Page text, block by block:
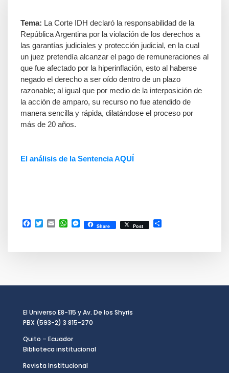
Tema: La Corte IDH declaró la responsabilidad de la
República Argentina por la violación de los derechos a
las garantías judiciales y protección judicial, en la cual
un juez pretendía alcanzar el pago de remuneraciones al
que fue afectado por la hiperinflación, esto al haberse
negado el derecho a ser oído dentro de un plazo
razonable; al igual que por medio de la interposición de
la acción de amparo, su recurso no fue atendido de
manera sencilla y rápida, dilatándose el proceso por
más de 20 años.
El análisis de la Sentencia AQUÍ
Facebook
TwitterEmailWhatsApp
Messenger
Share Post
El Universo E8-115 y Av. De los Shyris
PBX (593-2) 3 815-270
Quito – Ecuador
Biblioteca institucional
Revista Institucional